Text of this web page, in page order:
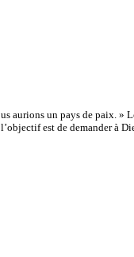
aurions un pays de paix. »
est de demander à